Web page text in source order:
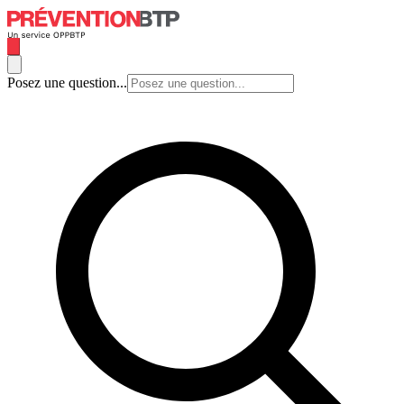
Posez une question...